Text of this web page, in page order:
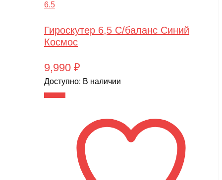
6.5
Гироскутер 6,5 С/баланс Синий
Космос
9,990 ₽
Доступно: В наличии